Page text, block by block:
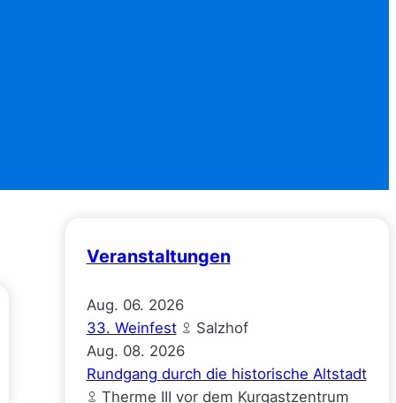
Veranstaltungen
Aug. 06. 2026
33. Weinfest
Salzhof
Aug. 08. 2026
Rundgang durch die historische Altstadt
Therme III vor dem Kurgastzentrum